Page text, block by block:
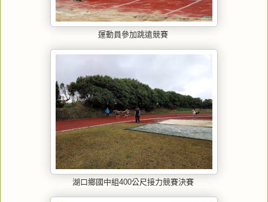
運動員參加跳遠競賽
湖口鄉國中組400公尺接力競賽決賽